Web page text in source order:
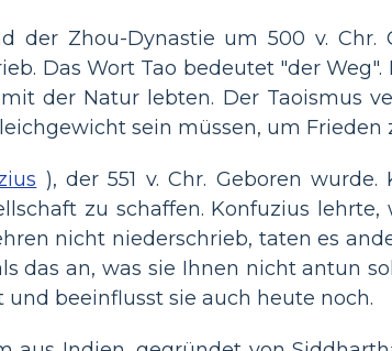
der Zhou-Dynastie um 500 v. Chr.
Das Wort Tao bedeutet "der Weg".
der Natur lebten. Der Taoismus
sein müssen, um Frieden
), der 551 v. Chr. Geboren
zu schaffen. Konfuzius
nicht niederschrieb, taten es
das an, was sie Ihnen nicht antun
beeinflusst sie auch heute noch.